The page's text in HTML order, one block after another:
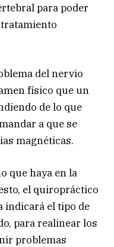
para poder
del nervio
físico que un
de lo que
a que se
magnéticas.
que haya en la
el quiropráctico
indicará el tipo de
para realinear los
problemas